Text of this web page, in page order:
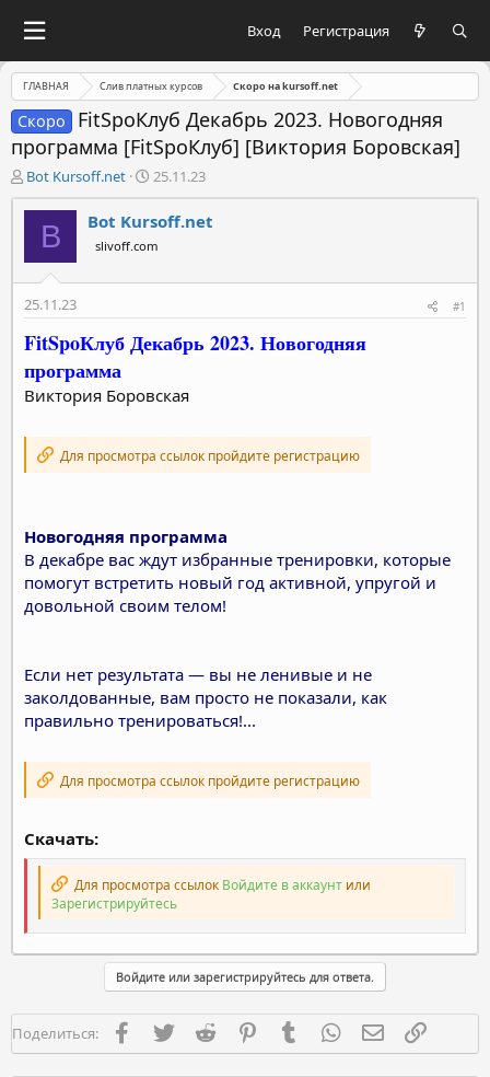
Вход Регистрация
ГЛАВНАЯ Слив платных курсов Скоро на kursoff.net
Скоро
FitSpoКлуб Декабрь 2023. Новогодняя
программа [FitSpoКлуб] [Виктория Боровская]
А
в
т
м
ы
Bot Kursoff.net
Д
а
т
а
н
а
а
25.11.23
B Bot Kursoff.net
slivoff.com
25.11.23 #1
FitSpoКлуб Декабрь 2023. Новогодняя
программа
Виктория Боровская
Для просмотра ссылок пройдите регистрацию
Новогодняя программа
В декабре вас ждут избранные тренировки, которые
помогут встретить новый год активной, упругой и
довольной своим телом!
Если нет результата — вы не ленивые и не
заколдованные, вам просто не показали, как
правильно тренироваться!...
Для просмотра ссылок пройдите регистрацию
Скачать:
Для просмотра ссылок Войдите в аккаунт или
Зарегистрируйтесь
Войдите или зарегистрируйтесь для ответа.
Поделиться: FacebookTwitter Reddit PinterestTumblr WhatsAppЭлектронная